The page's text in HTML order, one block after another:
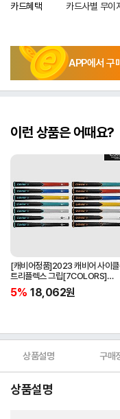
카드혜택 카드사별 무이
APP에서 구
이런 상품은 어때요?
[캐비어정품]2023 캐비어 사이
트리플렉스 그립[7COLORS]
[라운드][39g/42g/46g/50g]
[R/S 토크]
5% 18,062원
상품설명 구매
상품설명